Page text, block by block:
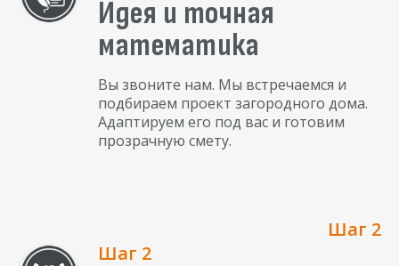
Идея и точная
математика
Вы звоните нам. Мы встречаемся и
подбираем проект загородного дома.
Адаптируем его под вас и готовим
прозрачную смету.
Шаг 2
Шаг 2